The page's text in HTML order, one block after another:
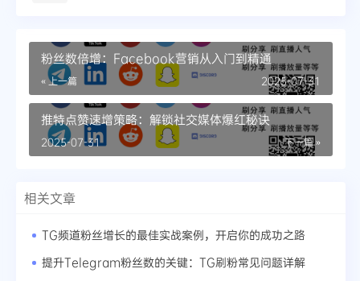
粉丝数倍增：Facebook营销从入门到精通
« 上一篇 2025-07-31
推特点赞速增策略：解锁社交媒体爆红秘诀
下一篇 »
2025-07-31
相关文章
TG频道粉丝增长的最佳实战案例，开启你的成功之路
提升Telegram粉丝数的关键：TG刷粉常见问题详解